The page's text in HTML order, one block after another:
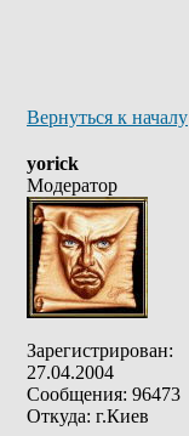
Вернуться к началу
yorick
Модератор
Зарегистрирован:
27.04.2004
Сообщения: 96473
Откуда: г.Киев